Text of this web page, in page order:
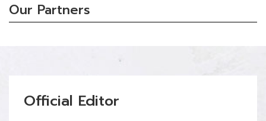
Our Partners
Official Editor